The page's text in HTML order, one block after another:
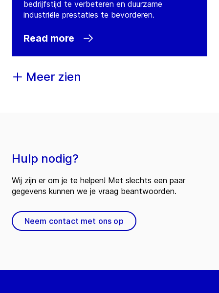
bedrijfstijd te verbeteren en duurzame
industriële prestaties te bevorderen.
Read more
Meer zien
Hulp nodig?
Wij zijn er om je te helpen! Met slechts een paar
gegevens kunnen we je vraag beantwoorden.
Neem contact met ons op